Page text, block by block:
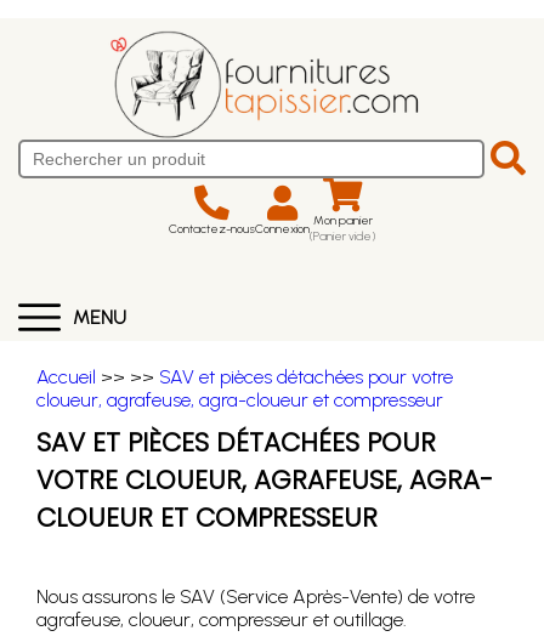
Contactez-nousConnexion Mon panier
(Panier vide)
MENU
Accueil >> >> SAV et pièces détachées pour votre
cloueur, agrafeuse, agra-cloueur et compresseur
SAV ET PIÈCES DÉTACHÉES POUR
VOTRE CLOUEUR, AGRAFEUSE, AGRA-
CLOUEUR ET COMPRESSEUR
Nous assurons le SAV (Service Après-Vente) de votre
agrafeuse, cloueur, compresseur et outillage.